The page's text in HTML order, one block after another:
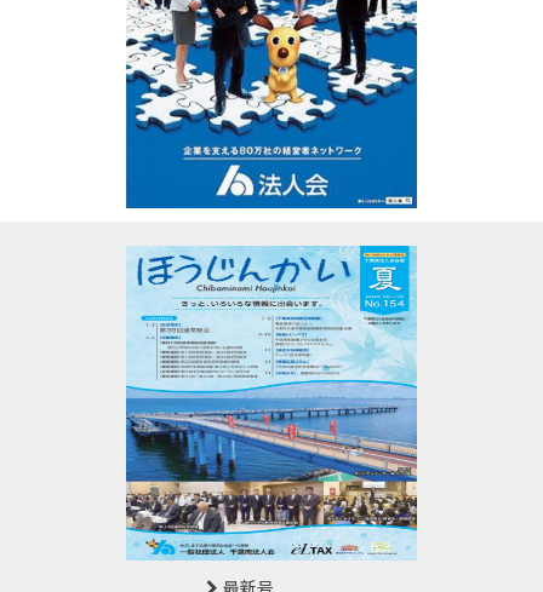
最新号